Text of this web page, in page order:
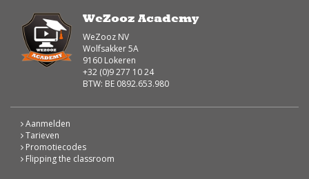
WeZooz Academy
WeZooz NV
Wolfsakker 5A
9160 Lokeren
+32 (0)9 277 10 24
BTW: BE 0892.653.980
Aanmelden
Tarieven
Promotiecodes
Flipping the classroom